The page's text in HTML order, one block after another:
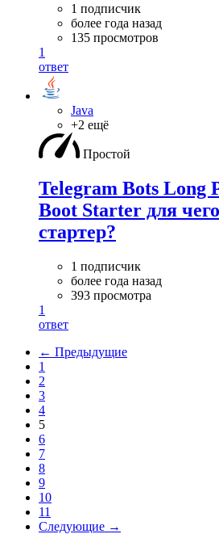
1 подписчик
более года назад
135 просмотров
1
ответ
Java
+2 ещё
Простой
Telegram Bots Long
Boot Starter для
стартер?
1 подписчик
более года назад
393 просмотра
1
ответ
← Предыдущие
1
2
3
4
5
6
7
8
9
10
11
Следующие →